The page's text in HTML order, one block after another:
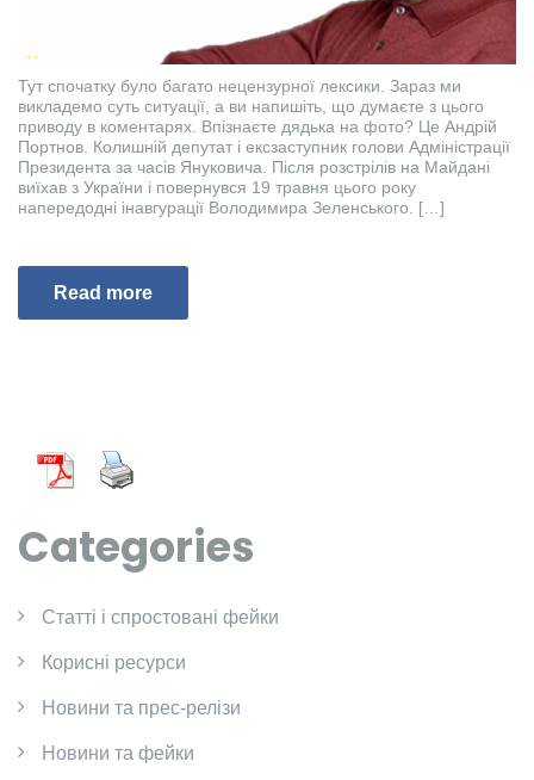
Тут спочатку було багато нецензурної лексики. Зараз ми
викладемо суть ситуації, а ви напишіть, що думаєте з цього
приводу в коментарях. Впізнаєте дядька на фото? Це Андрій
Портнов. Колишній депутат і ексзаступник голови Адміністрації
Президента за часів Януковича. Після розстрілів на Майдані
виїхав з України і повернувся 19 травня цього року
напередодні інавгурації Володимира Зеленського. […]
Read more
Categories
Cтатті і спростовані фейки
Корисні ресурси
Новини та прес-релізи
Новини та фейки